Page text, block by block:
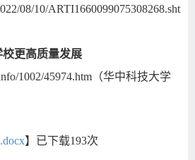
08/10/ARTI1660099075308268.shtml
更高质量发展
1002/45974.htm （华中科技大学
】已下载193次